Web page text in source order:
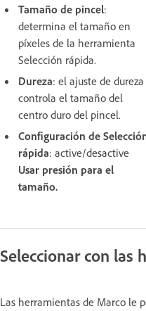
Tamaño de pincel:
determina el tamaño en
píxeles de la herramienta
Selección rápida.
Dureza: el ajuste de dureza
controla el tamaño del
centro duro del pincel.
Configuración de
rápida: active/desactive
Usar presión para el
tamaño.
Seleccionar con las
Las herramientas de Marco le